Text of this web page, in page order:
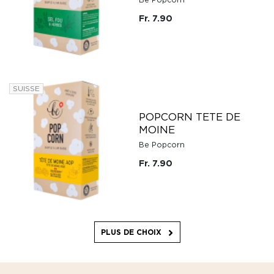
Fr. 7.90
SUISSE
POPCORN TETE DE
MOINE
Be Popcorn
Fr. 7.90
PLUS DE CHOIX